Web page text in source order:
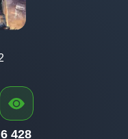
6 428